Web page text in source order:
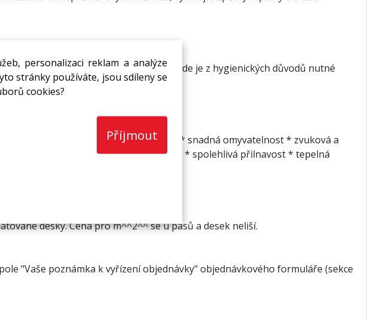
personalizaci reklam a analýze
stránky používáte, jsou sdíleny se
cookies?
Příjmout
rozvodů * v prostorách, kde je z hygienických důvodů nutné
provozech
* zvýšená paronepropustnost * snadná omyvatelnost * zvuková a
* zdravotní a ekologická nezávadnost * spolehlivá přilnavost * tepelná
desky. Cena pro m^^2^^ se u pásů a desek neliší.
"Vaše poznámka k vyřízení objednávky" objednávkového formuláře (sekce